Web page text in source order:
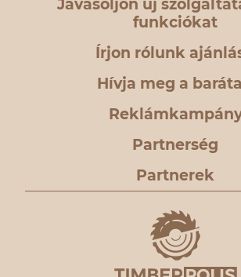
Javasoljon új
funkciókat
Írjon rólunk
Hívja meg a
Partnerség
Partnerek